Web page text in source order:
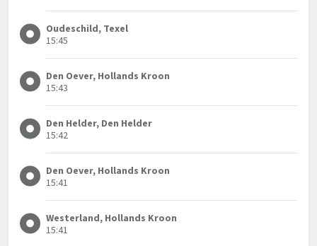
Oudeschild, Texel
15:45
Den Oever, Hollands Kroon
15:43
Den Helder, Den Helder
15:42
Den Oever, Hollands Kroon
15:41
Westerland, Hollands Kroon
15:41